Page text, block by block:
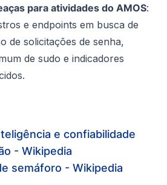
para atividades do AMOS:
e endpoints em busca de
de solicitações de senha,
de sudo e indicadores
e confiabilidade
- Wikipedia
semáforo - Wikipedia